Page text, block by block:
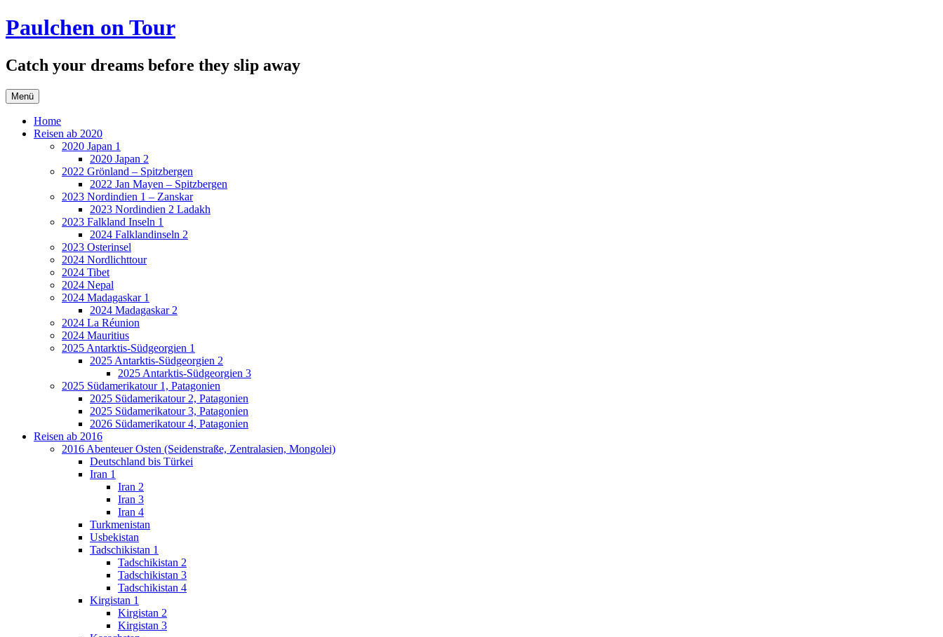
Zum
Inhalt
Paulchen on Tour
Catch your dreams before they slip away
Menü
Home
Reisen ab 2020
2020 Japan 1
2020 Japan 2
2022 Grönland – Spitzbergen
2022 Jan Mayen – Spitzbergen
2023 Nordindien 1 – Zanskar
2023 Nordindien 2 Ladakh
2023 Falkland Inseln 1
2024 Falklandinseln 2
2023 Osterinsel
2024 Nordlichttour
2024 Tibet
2024 Nepal
2024 Madagaskar 1
2024 Madagaskar 2
2024 La Réunion
2024 Mauritius
2025 Antarktis-Südgeorgien 1
2025 Antarktis-Südgeorgien 2
2025 Antarktis-Südgeorgien 3
2025 Südamerikatour 1, Patagonien
2025 Südamerikatour 2, Patagonien
2025 Südamerikatour 3, Patagonien
2026 Südamerikatour 4, Patagonien
Reisen ab 2016
2016 Abenteuer Osten (Seidenstraße, Zentralasien, Mongolei)
Deutschland bis Türkei
Iran 1
Iran 2
Iran 3
Iran 4
Turkmenistan
Usbekistan
Tadschikistan 1
Tadschikistan 2
Tadschikistan 3
Tadschikistan 4
Kirgistan 1
Kirgistan 2
Kirgistan 3